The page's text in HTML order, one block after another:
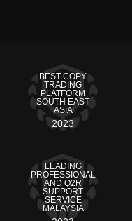
BEST COPY
TRADING
PLATFORM
SOUTH EAST
ASIA
2023
LEADING
PROFESSIONAL
AND Q2R
SUPPORT
SERVICE
MALAYSIA